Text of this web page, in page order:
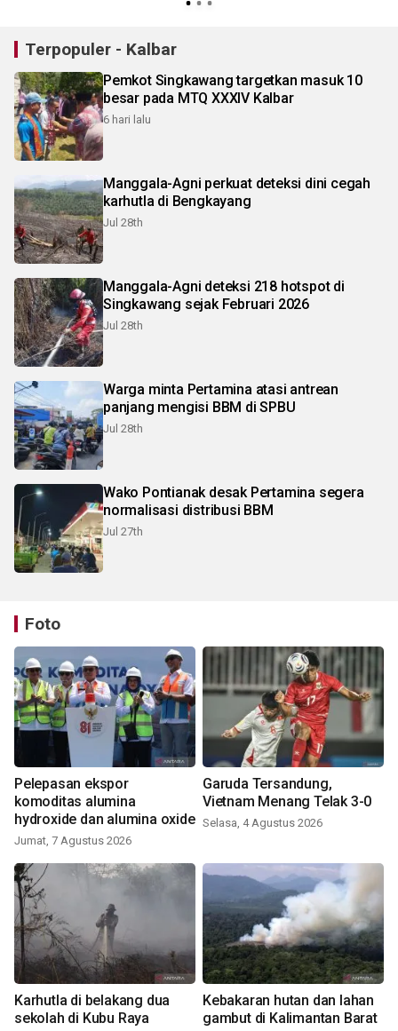
Terpopuler - Kalbar
Pemkot Singkawang targetkan masuk 10
besar pada MTQ XXXIV Kalbar
6 hari lalu
Manggala-Agni perkuat deteksi dini cegah
karhutla di Bengkayang
Jul 28th
Manggala-Agni deteksi 218 hotspot di
Singkawang sejak Februari 2026
Jul 28th
Warga minta Pertamina atasi antrean
panjang mengisi BBM di SPBU
Jul 28th
Wako Pontianak desak Pertamina segera
normalisasi distribusi BBM
Jul 27th
Foto
Pelepasan ekspor
komoditas alumina
hydroxide dan alumina oxide
Jumat, 7 Agustus 2026
Garuda Tersandung,
Vietnam Menang Telak 3-0
Selasa, 4 Agustus 2026
Karhutla di belakang dua
sekolah di Kubu Raya
Kebakaran hutan dan lahan
gambut di Kalimantan Barat